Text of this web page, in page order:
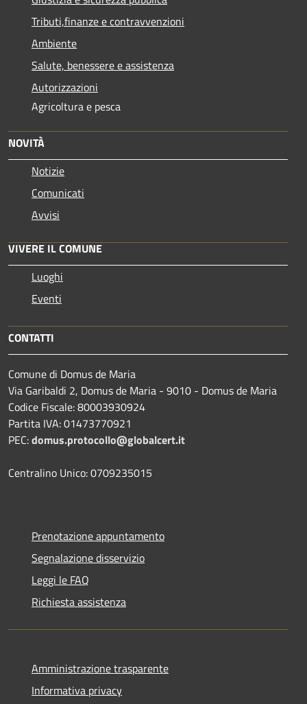
Tributi,finanze e contravvenzioni
Ambiente
Salute, benessere e assistenza
Autorizzazioni
Agricoltura e pesca
NOVITÀ
Notizie
Comunicati
Avvisi
VIVERE IL COMUNE
Luoghi
Eventi
CONTATTI
Comune di Domus de Maria
Via Garibaldi 2, Domus de Maria - 9010 - Domus de Maria
Codice Fiscale: 80003930924
Partita IVA: 01473770921
PEC:domus.protocollo@globalcert.it
Centralino Unico: 0709235015
Prenotazione appuntamento
Segnalazione disservizio
Leggi le FAQ
Richiesta assistenza
Amministrazione trasparente
Informativa privacy